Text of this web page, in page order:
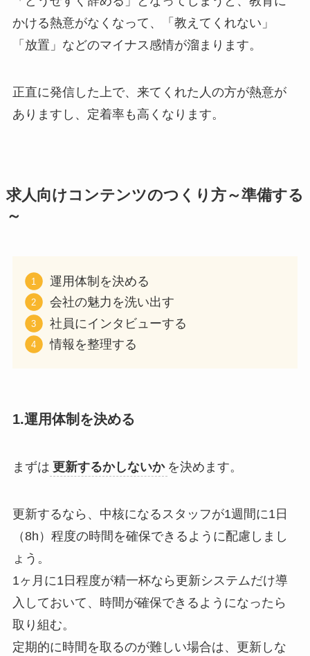
かける熱意がなくなって、「教えてくれない」
「放置」などのマイナス感情が溜まります。
正直に発信した上で、来てくれた人の方が熱意が
ありますし、定着率も高くなります。
求人向けコンテンツのつくり方～準備する
～
運用体制を決める
会社の魅力を洗い出す
社員にインタビューする
情報を整理する
1.運用体制を決める
まずは 更新するかしないか を決めます。
更新するなら、中核になるスタッフが1週間に1日
（8h）程度の時間を確保できるように配慮しまし
ょう。
1ヶ月に1日程度が精一杯なら更新システムだけ導
入しておいて、時間が確保できるようになったら
取り組む。
定期的に時間を取るのが難しい場合は、更新しな